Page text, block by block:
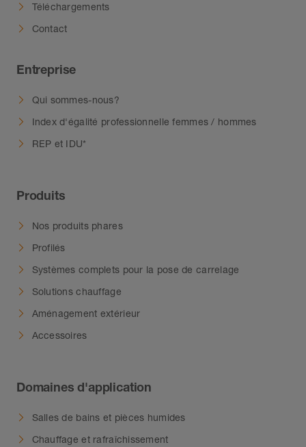
Téléchargements
Contact
Entreprise
Qui sommes-nous?
Index d'égalité professionnelle femmes / hommes
REP et IDU*
Produits
Nos produits phares
Profilés
Systèmes complets pour la pose de carrelage
Solutions chauffage
Aménagement extérieur
Accessoires
Domaines d'application
Salles de bains et pièces humides
Chauffage et rafraîchissement